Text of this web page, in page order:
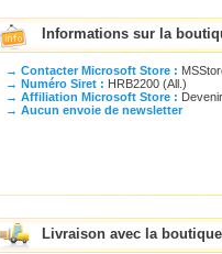
Informations sur la
→ Contacter Microsoft Store :
→ Numéro Siret : HRB2200 (All.)
→ Affiliation Microsoft Store :
→ Aucun envoie de newsletter
Livraison avec la